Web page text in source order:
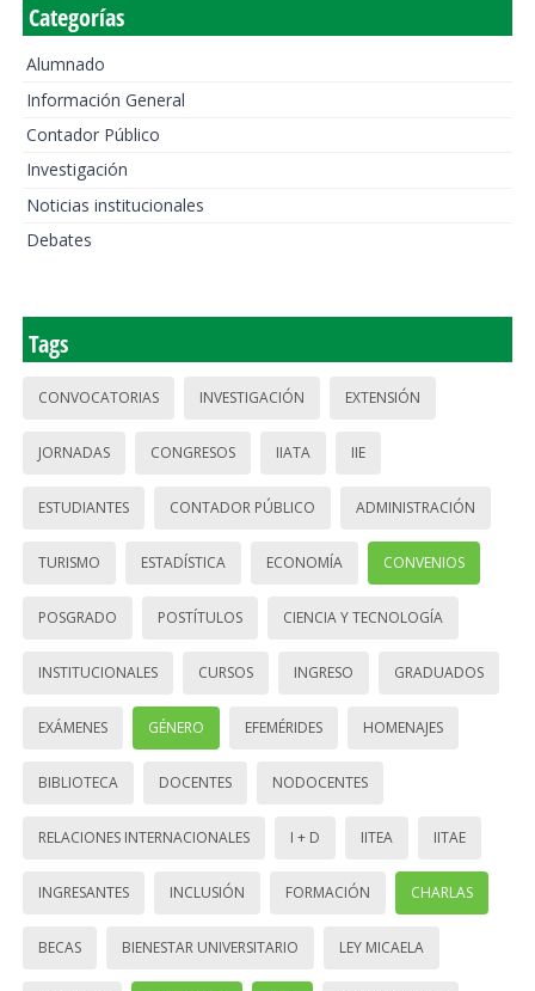
Categorías
Alumnado
Información General
Contador Público
Investigación
Noticias institucionales
Debates
Tags
CONVOCATORIAS INVESTIGACIÓN EXTENSIÓN
JORNADAS CONGRESOS IIATA IIE
ESTUDIANTES CONTADOR PÚBLICO ADMINISTRACIÓN
TURISMO ESTADÍSTICA ECONOMÍA CONVENIOS
POSGRADO POSTÍTULOS CIENCIA Y TECNOLOGÍA
INSTITUCIONALES CURSOS INGRESO GRADUADOS
EXÁMENES GÉNERO EFEMÉRIDES HOMENAJES
BIBLIOTECA DOCENTES NODOCENTES
RELACIONES INTERNACIONALES I + D IITEA IITAE
INGRESANTES INCLUSIÓN FORMACIÓN CHARLAS
BECAS BIENESTAR UNIVERSITARIO LEY MICAELA